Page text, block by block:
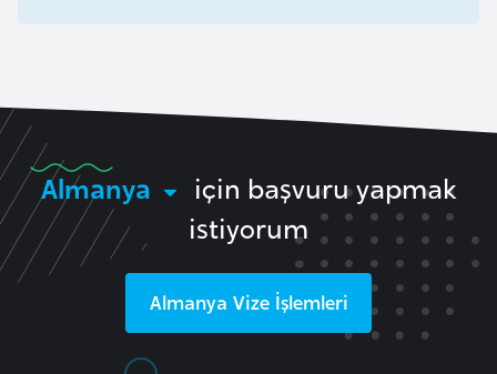
Almanya
için başvuru yapmak
istiyorum
Almanya Vize İşlemleri
e
r
e
I